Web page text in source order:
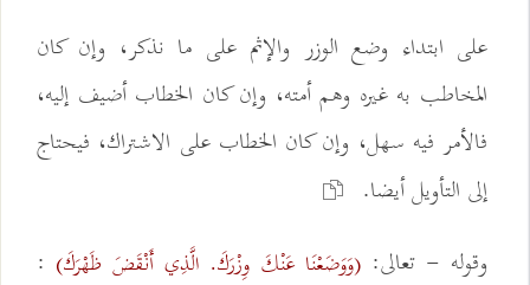
على ابتداء وضع الوزر والإثم على ما نذكر، وإن كان
المخاطب به غيره وهم أمته، وإن كان الخطاب أضيف إليه،
فالأمر فيه سهل، وإن كان الخطاب على الاشتراك، فيحتاج
إلى التأويل أيضا.
وقوله - تعالى:(وَوَضَعْنَا عَنْكَ وِزْرَكَ. الَّذِي أَنْقَضَ ظَهْرَكَ) :